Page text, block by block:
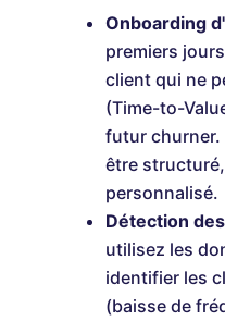
Onboarding
premiers
client qui ne
(Time-to-
futur
être
personnalisé.
Détection
utilisez les
identifier les
(baisse de